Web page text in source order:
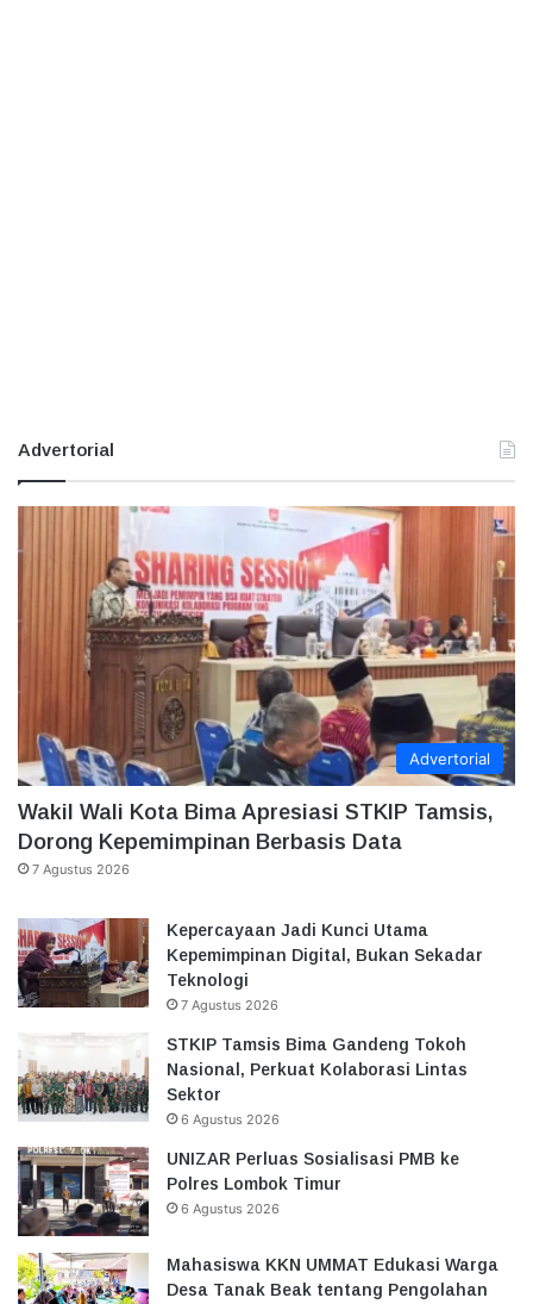
Advertorial
Advertorial
Wakil Wali Kota Bima Apresiasi STKIP Tamsis,
Dorong Kepemimpinan Berbasis Data
7 Agustus 2026
Kepercayaan Jadi Kunci Utama
Kepemimpinan Digital, Bukan Sekadar
Teknologi
7 Agustus 2026
STKIP Tamsis Bima Gandeng Tokoh
Nasional, Perkuat Kolaborasi Lintas
Sektor
6 Agustus 2026
UNIZAR Perluas Sosialisasi PMB ke
Polres Lombok Timur
6 Agustus 2026
Mahasiswa KKN UMMAT Edukasi Warga
Desa Tanak Beak tentang Pengolahan